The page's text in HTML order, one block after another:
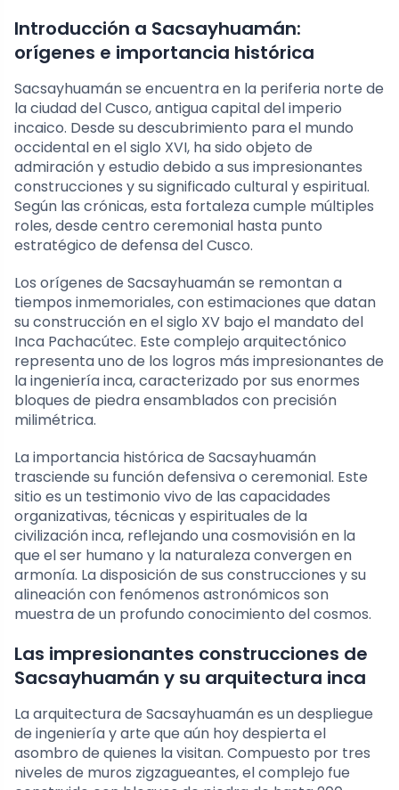
Introducción a Sacsayhuamán:
orígenes e importancia histórica
Sacsayhuamán se encuentra en la periferia norte de
la ciudad del Cusco, antigua capital del imperio
incaico. Desde su descubrimiento para el mundo
occidental en el siglo XVI, ha sido objeto de
admiración y estudio debido a sus impresionantes
construcciones y su significado cultural y espiritual.
Según las crónicas, esta fortaleza cumple múltiples
roles, desde centro ceremonial hasta punto
estratégico de defensa del Cusco.
Los orígenes de Sacsayhuamán se remontan a
tiempos inmemoriales, con estimaciones que datan
su construcción en el siglo XV bajo el mandato del
Inca Pachacútec. Este complejo arquitectónico
representa uno de los logros más impresionantes de
la ingeniería inca, caracterizado por sus enormes
bloques de piedra ensamblados con precisión
milimétrica.
La importancia histórica de Sacsayhuamán
trasciende su función defensiva o ceremonial. Este
sitio es un testimonio vivo de las capacidades
organizativas, técnicas y espirituales de la
civilización inca, reflejando una cosmovisión en la
que el ser humano y la naturaleza convergen en
armonía. La disposición de sus construcciones y su
alineación con fenómenos astronómicos son
muestra de un profundo conocimiento del cosmos.
Las impresionantes construcciones de
Sacsayhuamán y su arquitectura inca
La arquitectura de Sacsayhuamán es un despliegue
de ingeniería y arte que aún hoy despierta el
asombro de quienes la visitan. Compuesto por tres
niveles de muros zigzagueantes, el complejo fue